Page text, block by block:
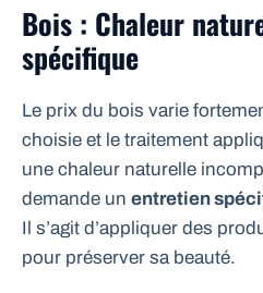
Bois : Chaleur
spécifique
Le prix du bois varie
choisie et le traitement
une chaleur naturelle
demande un entretien
Il s’agit d’appliquer des
pour préserver sa beauté.